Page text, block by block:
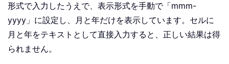
形式で入力したうえで、表示形式を手動で「mmm-
yyyy」に設定し、月と年だけを表示しています。セルに
月と年をテキストとして直接入力すると、正しい結果は得
られません。